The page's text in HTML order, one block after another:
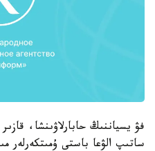
فۋ يسياننىڭ حابارلاۋىنشا،